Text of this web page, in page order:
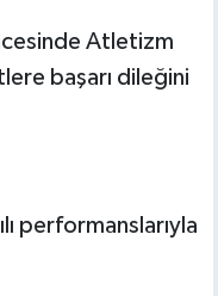
Atletizm
başarı dileğini
performanslarıyla